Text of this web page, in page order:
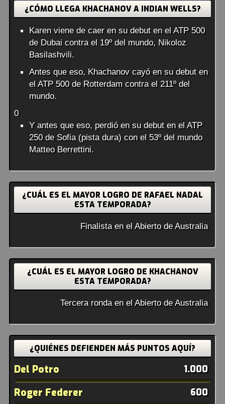
¿CÓMO LLEGA KHACHANOV A INDIAN WELLS?
Karen viene de caer en su debut en el ATP 500
de Dubai contra el 19º del mundo, Nikoloz
Basilashvili.
Antes que eso, Khachanov cayó en su debut en
el ATP 500 de Rotterdam contra el 211º del
mundo.
0
Y antes que eso, perdió en su debut en el ATP
250 de Sofia (pista dura) con el 53º del mundo
Matteo Berrettini.
¿CUÁL ES EL MAYOR LOGRO DE RAFAEL NADAL
ESTA TEMPORADA?
Finalista en el Abierto de Australia
¿CUÁL ES EL MAYOR LOGRO DE KHACHANOV
ESTA TEMPORADA?
Tercera ronda en el Abierto de Australia
¿QUIÉNES DEFIENDEN MÁS PUNTOS AQUÍ?
Del Potro 1.000
Roger Federer 600